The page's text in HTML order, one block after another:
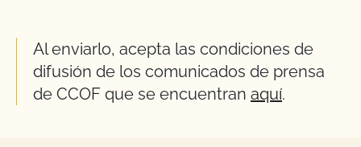
Al enviarlo, acepta las condiciones de
difusión de los comunicados de prensa
de CCOF que se encuentran aquí.